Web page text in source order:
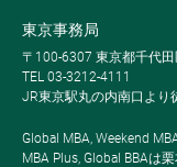
東京事務局
〒100-6307 東京都千代
TEL 03-3212-4111
JR東京駅丸の内南口より
Global MBA, Weekend
MBA Plus, Global BBAは